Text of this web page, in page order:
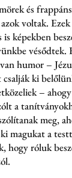
és
voltak. Ezek
képekben
vésődtek.
humor –
ki
–
a
meg,
magukat a
hogy róluk